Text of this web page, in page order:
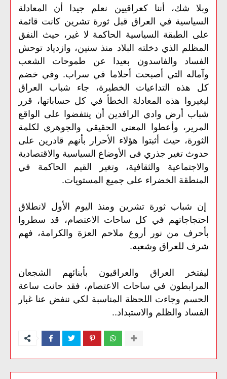
وبلا شك، أننا كعراقيين نعلم جيدا أن المعادلة
السياسية في العراق قبل ثورة تشرين كانت قائمة
على الطبقة السياسية الحاكمة لا غير، حيث النفق
المظلم الذي دخلته البلاد منذ سنين، وازدياد توحش
الفساد والفاسدون بعيدا عن طموحات الشعب
وآماله التي أصبحت أحلاما في سراب. وفي خضم
كل هذه التداعيات الخطيرة، جاء شباب العراق
ليغيروا هذه المعادلة الخطأ في كل حساباتها، قرر
شباب أرض وادي الرافدين أن ينتفضوا على الواقع
المرير، وأعطوا المعنى الحقيقي والجوهري لكلمة
الثورة، حيث أثبتوا هؤلاء الأحرار بأنهم قادرين على
حدوث تغير جذري فى الأوضاع السياسية والاقتصادية
والاجتماعية والثقافية، وتغير القيم الحاكمة في
المنطقة الخضراء على جميع المستويات.
إن شباب ثورة تشرين ومنذ اليوم الأول لانطلاق
احتجاجاتهم في كل ساحات الاعتصام، قد سطروا
بأحرف من نور أروع ملاحم العزة والكرامة، فهم
شرف للعراق وشعبه.
ليفتخر العراق والعراقيون بأبنائهم
الشجعان
المرابطون في ساحات الاعتصام، فقد حانت ساعة
الحسم وجاءت اللحظة المناسبة لكي ننفض عنا غبار
الفساد والظلم والاستبداد..